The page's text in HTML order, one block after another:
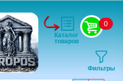
0
Фильтры
Каталог
товаров